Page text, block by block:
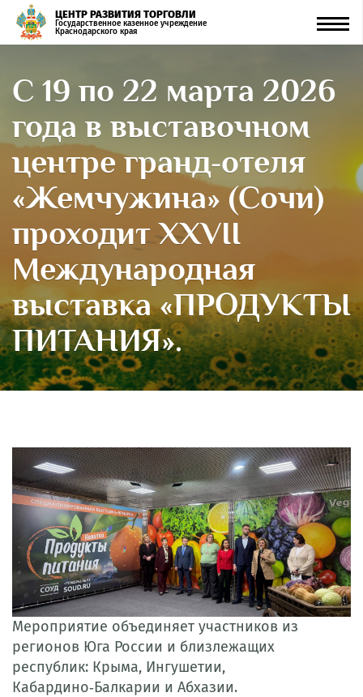
ЦЕНТР РАЗВИТИЯ ТОРГОВЛИ
Государственное казенное учреждение
Краснодарского края
С 19 по 22 марта 2026
года в выставочном
центре гранд‑отеля
«Жемчужина» (Сочи)
проходит XXVII
Международная
выставка «ПРОДУКТЫ
ПИТАНИЯ».
Мероприятие объединяет участников из
регионов Юга России и близлежащих
республик: Крыма, Ингушетии,
Кабардино‑Балкарии и Абхазии.